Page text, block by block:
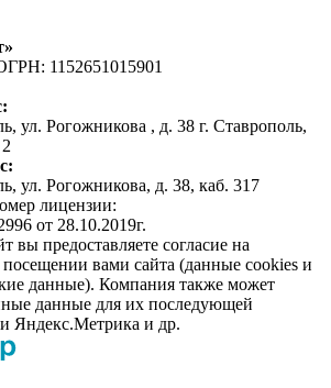
1152651015901
ул. Рогожникова , д. 38 г. Ставрополь,
ул. Рогожникова, д. 38, каб. 317
лицензии:
от 28.10.2019г.
вы предоставляете согласие на
вами сайта (данные cookies и
данные). Компания также может
данные для их последующей
Яндекс.Метрика и др.